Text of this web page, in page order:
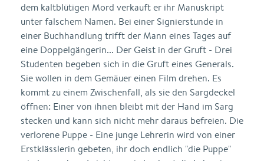
dem kaltblütigen Mord verkauft er ihr Manuskript
unter falschem Namen. Bei einer Signierstunde in
einer Buchhandlung trifft der Mann eines Tages auf
eine Doppelgängerin... Der Geist in der Gruft - Drei
Studenten begeben sich in die Gruft eines Generals.
Sie wollen in dem Gemäuer einen Film drehen. Es
kommt zu einem Zwischenfall, als sie den Sargdeckel
öffnen: Einer von ihnen bleibt mit der Hand im Sarg
stecken und kann sich nicht mehr daraus befreien. Die
verlorene Puppe - Eine junge Lehrerin wird von einer
Erstklässlerin gebeten, ihr doch endlich "die Puppe"